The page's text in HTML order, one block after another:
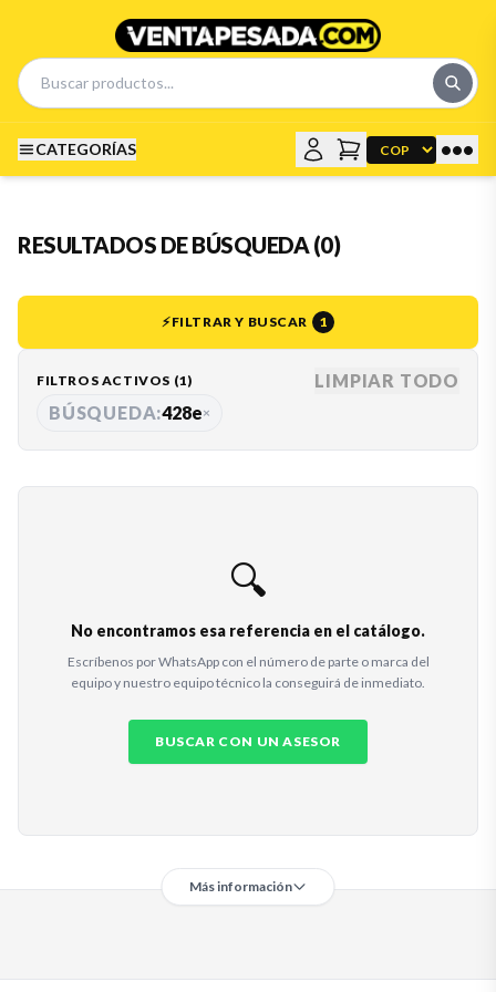
CATEGORÍAS •••
RESULTADOS DE BÚSQUEDA (0)
⚡FILTRAR Y BUSCAR 1
FILTROS ACTIVOS (1)
LIMPIAR TODO
BÚSQUEDA:428e×
🔍
No encontramos esa referencia en el catálogo.
Escríbenos por WhatsApp con el número de parte o marca del
equipo y nuestro equipo técnico la conseguirá de inmediato.
BUSCAR CON UN ASESOR
Más información